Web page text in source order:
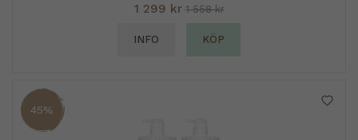
1 299 kr 1 558 kr
INFO KÖP
45%